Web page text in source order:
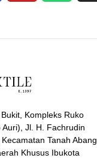
Kompleks Ruko
Auri), Jl. H. Fachrudin
Tanah Abang,
Khusus Ibukota